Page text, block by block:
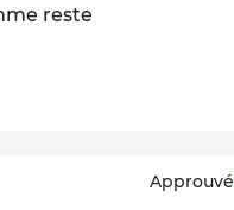
reste
Approuvé